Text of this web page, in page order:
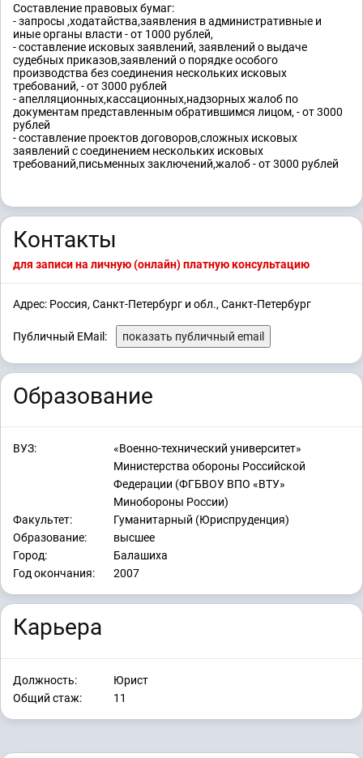
Составление правовых бумаг:
- запросы ,ходатайства,заявления в административные и
иные органы власти - от 1000 рублей,
- составление исковых заявлений, заявлений о выдаче
судебных приказов,заявлений о порядке особого
производства без соединения нескольких исковых
требований, - от 3000 рублей
- апелляционных,кассационных,надзорных жалоб по
документам представленным обратившимся лицом, - от 3000
рублей
- составление проектов договоров,сложных исковых
заявлений с соединением нескольких исковых
требований,письменных заключений,жалоб - от 3000 рублей
Контакты
для записи на личную (онлайн) платную консультацию
Адрес: Россия, Санкт-Петербург и обл., Санкт-Петербург
Публичный EMail: показать публичный email
Образование
ВУЗ:
«Военно-технический университет»
Министерства обороны Российской
Федерации (ФГБВОУ ВПО «ВТУ»
Минобороны России)
Факультет:
Гуманитарный (Юриспруденция)
Образование:
высшее
Город:
Балашиха
Год окончания:
2007
Карьера
Должность:
Юрист
Общий стаж:
11